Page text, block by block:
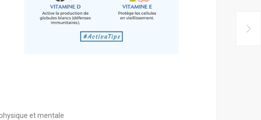
et mentale